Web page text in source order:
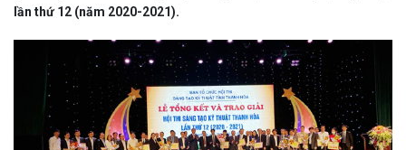
lần thứ 12 (năm 2020-2021).